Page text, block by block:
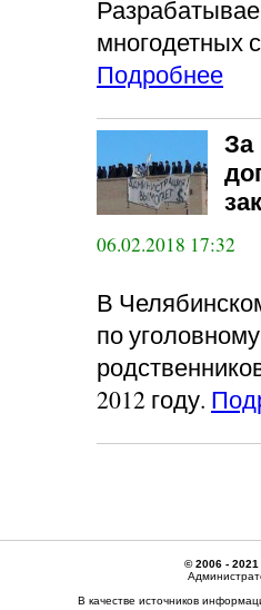
многодетных
Подробнее
За
06.02.2018 17:32
В
по
2012 году.
© 2006 - 2021
В качестве источников